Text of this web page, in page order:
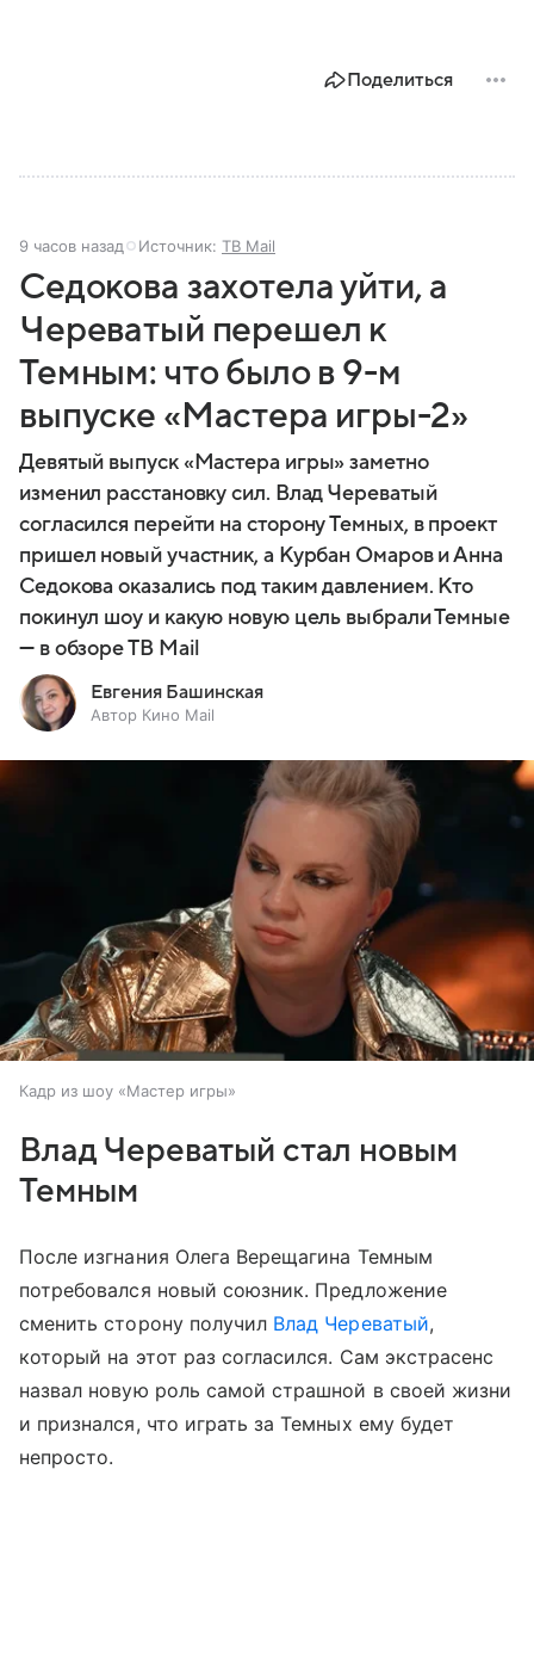
Поделиться
9 часов назад Источник: ТВ Mail
Седокова захотела уйти, а
Череватый перешел к
Темным: что было в 9-м
выпуске «Мастера игры-2»
Девятый выпуск «Мастера игры» заметно
изменил расстановку сил. Влад Череватый
согласился перейти на сторону Темных, в проект
пришел новый участник, а Курбан Омаров и Анна
Седокова оказались под таким давлением. Кто
покинул шоу и какую новую цель выбрали Темные
— в обзоре ТВ Mail
Евгения Башинская
Автор Кино Mail
Кадр из шоу «Мастер игры»
Влад Череватый стал новым
Темным
После изгнания Олега Верещагина Темным
потребовался новый союзник. Предложение
сменить сторону получил Влад Череватый,
который на этот раз согласился. Сам экстрасенс
назвал новую роль самой страшной в своей жизни
и признался, что играть за Темных ему будет
непросто.